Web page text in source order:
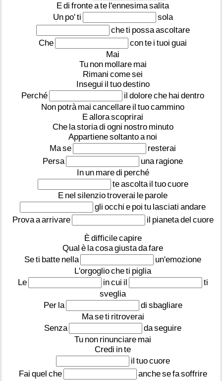
Edi fronteate l'ennesimasalita
Un po'ti
sola
cheti possaascoltare
Che
conte i tuoi guai
Mai
Tu non mollare mai
Rimani comesei
Insegui il tuodestino
Perché
il doloreche hai dentro
Non potrà mai cancellare il tuocammino
Eallorascoprirai
Che lastoriadi ogni nostro minuto
Appartienesoltantoa noi
Mase
resterai
Persa
una ragione
In un maredi perché
teascolta il tuocuore
E nel silenziotroverai le parole
gli occhi e poi tu lasciati andare
Provaaarrivare il pianetadel cuore
Èdifficilecapire
Qual è lacosagiustadafare
Seti batte nella
un'emozione
L'orgogliocheti piglia
Le
incui il
ti
sveglia
Per la di sbagliare
Maseti ritroverai
Senza
daseguire
Tu non rinunciare mai
Credi inte
il tuocuore
Fai quel che anchesefasoffrire